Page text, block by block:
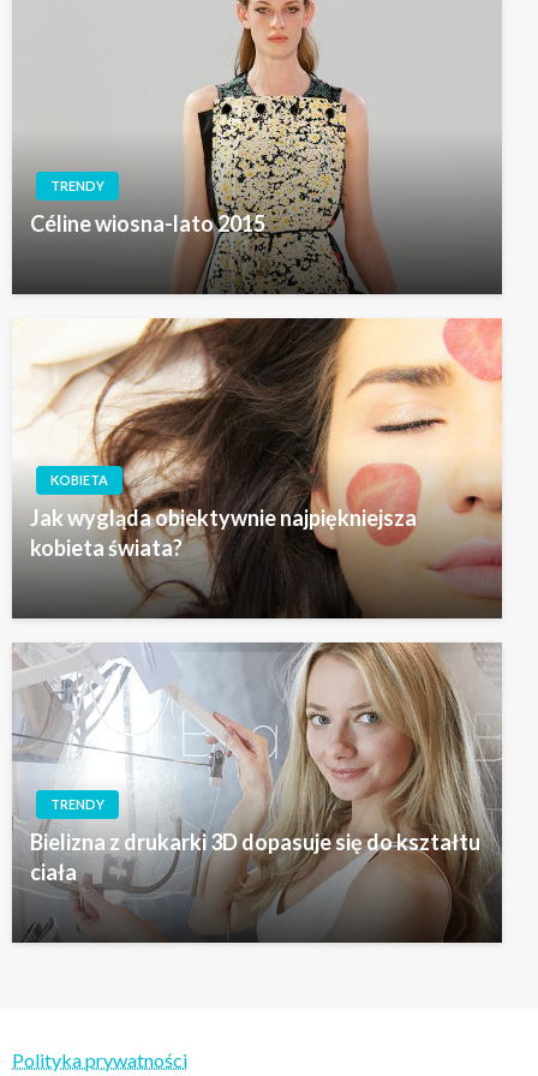
TRENDY
Céline wiosna-lato 2015
KOBIETA
Jak wygląda obiektywnie najpiękniejsza
kobieta świata?
TRENDY
Bielizna z drukarki 3D dopasuje się do kształtu
ciała
Polityka prywatności